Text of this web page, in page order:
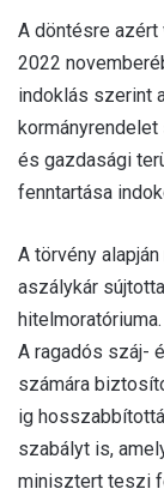
A döntésre azért
2022
indoklás szerint
és gazdasági
fenntartása
A törvény
aszálykár
hitelmoratóriuma.
A ragadós száj-
számára
ig
szabályt is,
minisztert teszi